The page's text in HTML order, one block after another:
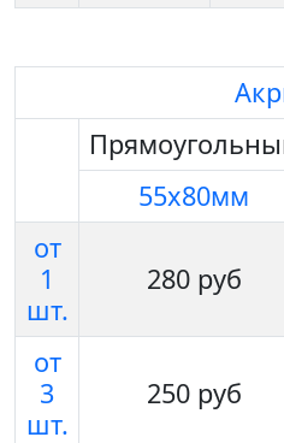
55х80мм
от
1
шт.
280 руб
от
3
шт.
250 руб